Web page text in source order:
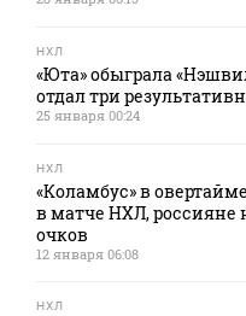
НХЛ
«Юта» обыграла
отдал три
25 января 00:24
НХЛ
«Коламбус» в
в матче НХЛ, россияне
очков
12 января 06:08
НХЛ